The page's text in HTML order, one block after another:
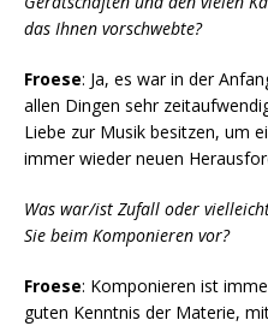
das Ihnen vorschwebte?
Froese: Ja, es war in der
allen Dingen sehr
Liebe zur Musik besitzen, um
immer wieder neuen
Was war/ist Zufall oder
Sie beim Komponieren vor?
Froese: Komponieren ist
guten Kenntnis der Materie,